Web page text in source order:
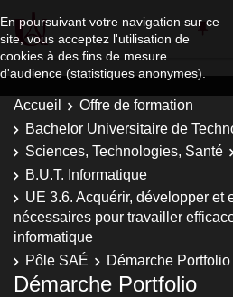
En poursuivant votre navigation sur ce
site, vous acceptez l'utilisation de
cookies à des fins de mesure
d'audience (statistiques anonymes).
Accueil
Offre de formation
Bachelor Universitaire de
Sciences, Technologies, Santé
B.U.T. Informatique
UE 3.6. Acquérir, développer et
nécessaires pour travailler
informatique
Pôle SAÉ
Démarche Portfolio
Démarche Portfolio